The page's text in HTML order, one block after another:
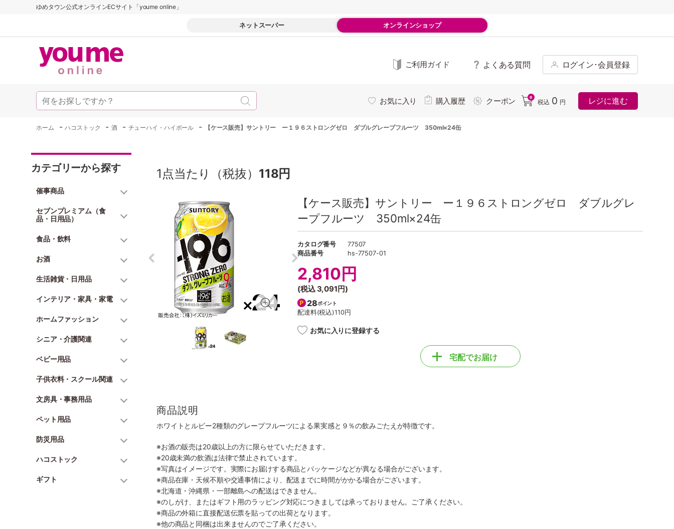
ゆめタウン公式オンラインECサイト「youme online」
ネットスーパー オンラインショップ
ご利用ガイド よくある質問 ログイン･会員登録
お気に入り 購入履歴 クーポン 0
税込 0 円 レジに進む
ホーム -ハコストック -酒 - チューハイ・ハイボール - 【ケース販売】サントリー ー１９６ストロングゼロ ダブルグレープフルーツ 350ml×24缶
カテゴリーから探す
催事商品
セブンプレミアム（食
品・日用品）
食品・飲料
お酒
生活雑貨・日用品
インテリア・家具・家電
ホームファッション
シニア・介護関連
ベビー用品
子供衣料・スクール関連
文房具・事務用品
ペット用品
防災用品
ハコストック
ギフト
1点当たり（税抜） 118円
【ケース販売】サントリー ー１９６ストロングゼロ ダブルグレ
ープフルーツ 350ml×24缶
カタログ番号
77507
商品番号
hs-77507-01
2,810円
(税込 3,091円)
28ポイント
配達料(税込)110円
お気に入りに登録する
宅配でお届け
商品説明
ホワイトとルビー2種類のグレープフルーツによる果実感と９％の飲みごたえが特徴です。
※お酒の販売は20歳以上の方に限らせていただきます。
※20歳未満の飲酒は法律で禁止されています。
※写真はイメージです。実際にお届けする商品とパッケージなどが異なる場合がございます。
※商品在庫・天候不順や交通事情により、配送までに時間がかかる場合がございます。
※北海道・沖縄県・一部離島への配送はできません。
※のしがけ、またはギフト用のラッピング対応につきましては承っておりません。ご了承ください。
※商品の外箱に直接配送伝票を貼っての出荷となります。
※他の商品と同梱は出来ませんのでご了承ください。